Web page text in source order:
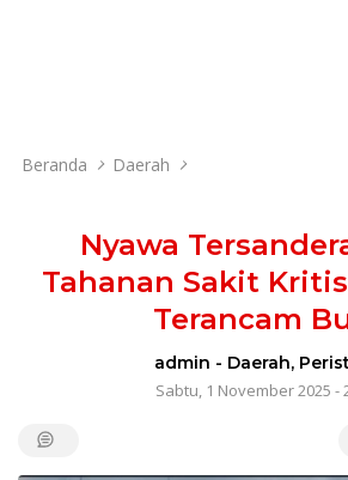
Beranda Daerah
Nyawa
Tahanan Sakit
Terancam
admin - Daerah,
Sabtu, 1 November 2025 -